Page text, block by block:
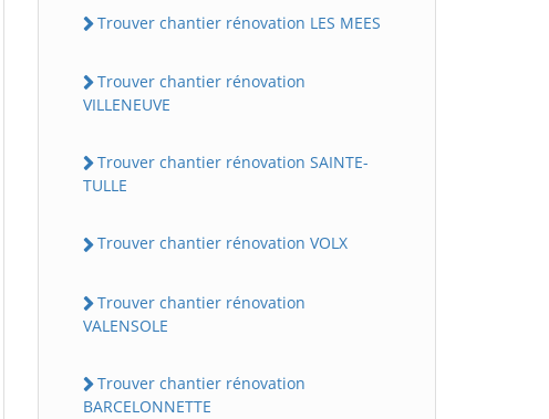
Trouver chantier rénovation LES MEES
Trouver chantier rénovation
VILLENEUVE
Trouver chantier rénovation SAINTE-
TULLE
Trouver chantier rénovation VOLX
Trouver chantier rénovation
VALENSOLE
Trouver chantier rénovation
BARCELONNETTE